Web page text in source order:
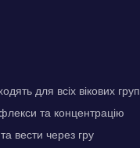
для всіх вікових груп
та концентрацію
вести через гру